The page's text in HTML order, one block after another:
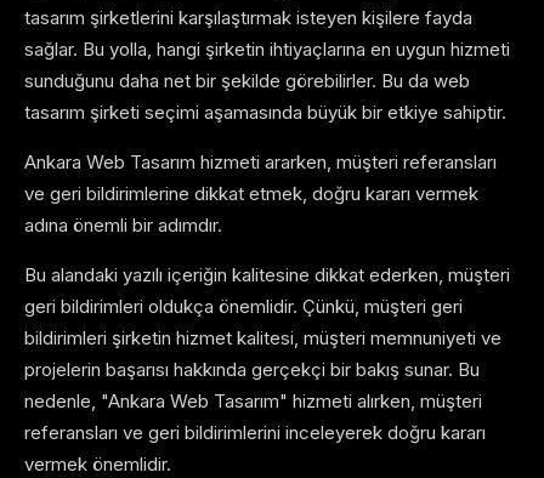
tasarım şirketlerini karşılaştırmak isteyen kişilere fayda
sağlar. Bu yolla, hangi şirketin ihtiyaçlarına en uygun hizmeti
sunduğunu daha net bir şekilde görebilirler. Bu da web
tasarım şirketi seçimi aşamasında büyük bir etkiye sahiptir.
Ankara Web Tasarım hizmeti ararken, müşteri referansları
ve geri bildirimlerine dikkat etmek, doğru kararı vermek
adına önemli bir adımdır.
Bu alandaki yazılı içeriğin kalitesine dikkat ederken, müşteri
geri bildirimleri oldukça önemlidir. Çünkü, müşteri geri
bildirimleri şirketin hizmet kalitesi, müşteri memnuniyeti ve
projelerin başarısı hakkında gerçekçi bir bakış sunar. Bu
nedenle, "Ankara Web Tasarım" hizmeti alırken, müşteri
referansları ve geri bildirimlerini inceleyerek doğru kararı
vermek önemlidir.